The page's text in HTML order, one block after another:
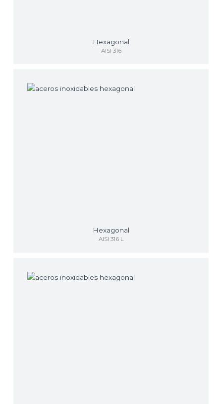
Hexagonal
AISI 316
Hexagonal
AISI 316 L